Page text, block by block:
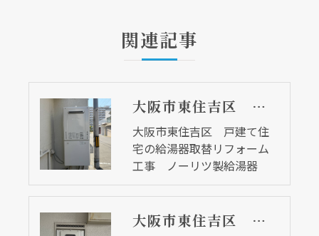
関連記事
大阪市東住吉区 戸建て住宅の給湯器取替リフォーム工事 ノーリツ製給湯器
大阪市東住吉区 戸建て住
宅の給湯器取替リフォーム
工事 ノーリツ製給湯器
大阪市東住吉区 マンションの給湯器取替リフォーム工事